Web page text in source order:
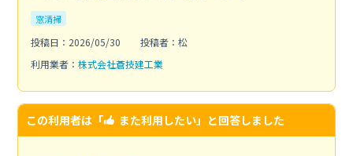
窓清掃
投稿日：2026/05/30
投稿者：松
利用業者： 株式会社蒼技建工業
この利用者は「 また利用したい」と回答しました